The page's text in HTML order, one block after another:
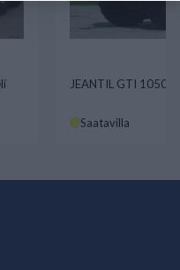
JEANTIL GTI 10500
Saatavilla